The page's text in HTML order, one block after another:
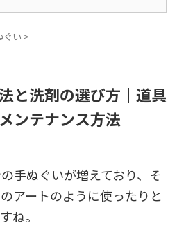
ぐい >
と洗剤の選び方｜道具
ンテナンス方法
手ぬぐいが増えており、そ
アートのように使ったりと
ね。